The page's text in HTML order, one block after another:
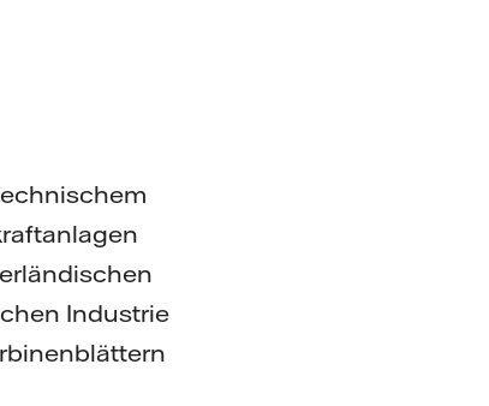
Industrie